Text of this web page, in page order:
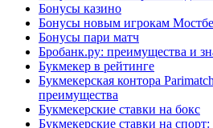
Бонусы казино
Бонусы новым игрокам
Бонусы пари матч
Бробанк.ру: преимущества и
Букмекер в рейтинге
Букмекерская контора
преимущества
Букмекерские ставки на бокс
Букмекерские ставки на